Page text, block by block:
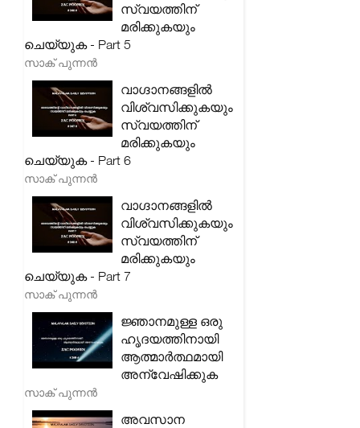
സ്വയത്തിന്
മരിക്കുകയും
ചെയ്യുക - Part 5
സാക് പുന്നൻ
വാഗ്ദാനങ്ങളിൽ
വിശ്വസിക്കുകയും
സ്വയത്തിന്
മരിക്കുകയും
ചെയ്യുക - Part 6
സാക് പുന്നൻ
വാഗ്ദാനങ്ങളിൽ
വിശ്വസിക്കുകയും
സ്വയത്തിന്
മരിക്കുകയും
ചെയ്യുക - Part 7
സാക് പുന്നൻ
ജ്ഞാനമുള്ള ഒരു
ഹൃദയത്തിനായി
ആത്മാർത്ഥമായി
അന്വേഷിക്കുക
സാക് പുന്നൻ
അവസാന